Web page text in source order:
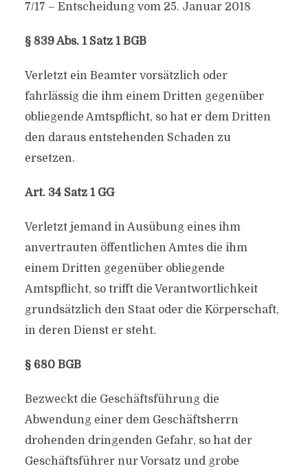
7/17 – Entscheidung vom 25. Januar 2018
§ 839 Abs. 1 Satz 1 BGB
Verletzt ein Beamter vorsätzlich oder
fahrlässig die ihm einem Dritten gegenüber
obliegende Amtspflicht, so hat er dem Dritten
den daraus entstehenden Schaden zu
ersetzen.
Art. 34 Satz 1 GG
Verletzt jemand in Ausübung eines ihm
anvertrauten öffentlichen Amtes die ihm
einem Dritten gegenüber obliegende
Amtspflicht, so trifft die Verantwortlichkeit
grundsätzlich den Staat oder die Körperschaft,
in deren Dienst er steht.
§ 680 BGB
Bezweckt die Geschäftsführung die
Abwendung einer dem Geschäftsherrn
drohenden dringenden Gefahr, so hat der
Geschäftsführer nur Vorsatz und grobe